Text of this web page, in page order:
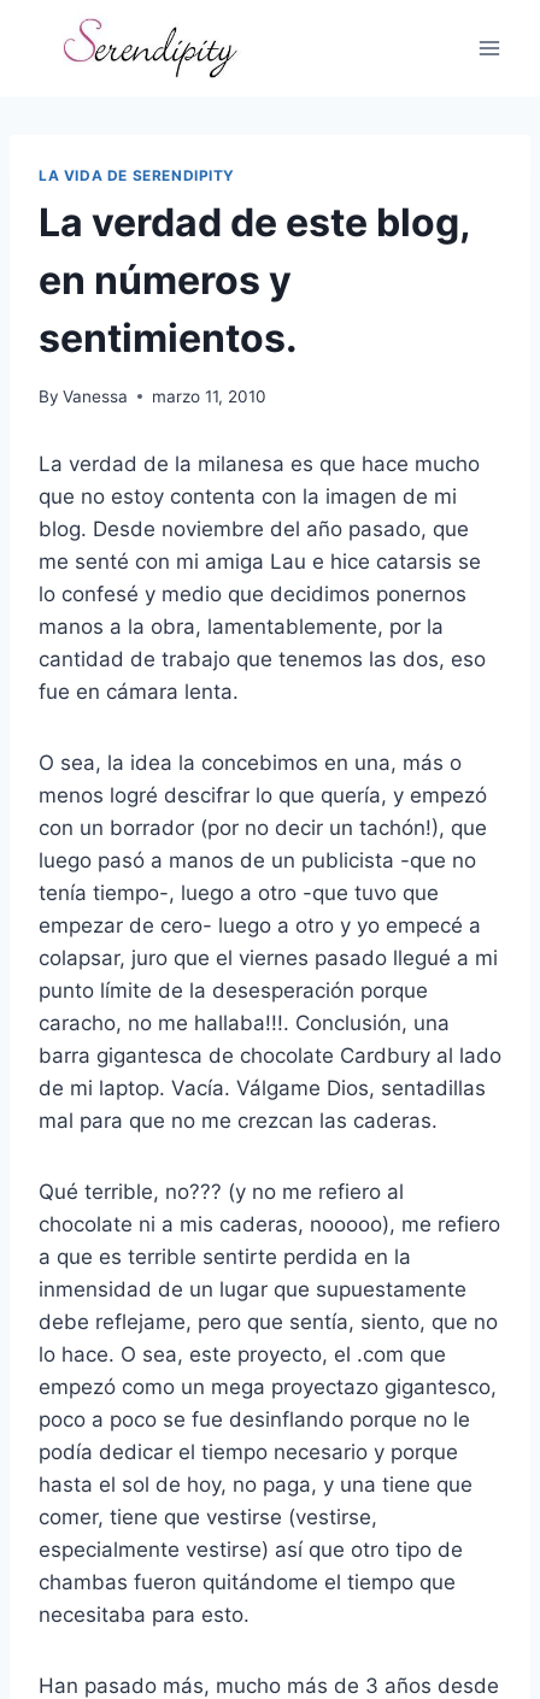
LA VIDA DE SERENDIPITY
La verdad de este blog,
en números y
sentimientos.
By Vanessa marzo 11, 2010
La verdad de la milanesa es que hace mucho
que no estoy contenta con la imagen de mi
blog. Desde noviembre del año pasado, que
me senté con mi amiga Lau e hice catarsis se
lo confesé y medio que decidimos ponernos
manos a la obra, lamentablemente, por la
cantidad de trabajo que tenemos las dos, eso
fue en cámara lenta.
O sea, la idea la concebimos en una, más o
menos logré descifrar lo que quería, y empezó
con un borrador (por no decir un tachón!), que
luego pasó a manos de un publicista -que no
tenía tiempo-, luego a otro -que tuvo que
empezar de cero- luego a otro y yo empecé a
colapsar, juro que el viernes pasado llegué a mi
punto límite de la desesperación porque
caracho, no me hallaba!!!. Conclusión, una
barra gigantesca de chocolate Cardbury al lado
de mi laptop. Vacía. Válgame Dios, sentadillas
mal para que no me crezcan las caderas.
Qué terrible, no??? (y no me refiero al
chocolate ni a mis caderas, nooooo), me refiero
a que es terrible sentirte perdida en la
inmensidad de un lugar que supuestamente
debe reflejame, pero que sentía, siento, que no
lo hace. O sea, este proyecto, el .com que
empezó como un mega proyectazo gigantesco,
poco a poco se fue desinflando porque no le
podía dedicar el tiempo necesario y porque
hasta el sol de hoy, no paga, y una tiene que
comer, tiene que vestirse (vestirse,
especialmente vestirse) así que otro tipo de
chambas fueron quitándome el tiempo que
necesitaba para esto.
Han pasado más, mucho más de 3 años desde